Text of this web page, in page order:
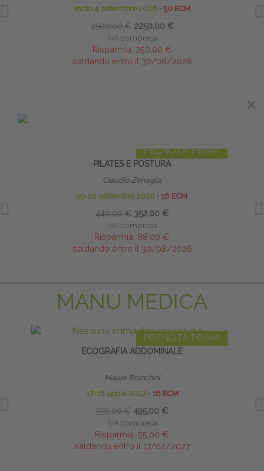
inizio 4 settembre 2026 ∙ 50 ECM
2500,00 € 2250,00 €
IVA compresa
Risparmia: 250,00 €
saldando entro il 30/08/2026
PRENOTA PRIMA
PILATES E POSTURA
Claudio Zimaglia
19-20 settembre 2026 ∙ 16 ECM
440,00 € 352,00 €
IVA compresa
Risparmia: 88,00 €
saldando entro il 30/08/2026
MANU MEDICA
PRENOTA PRIMA
ECOGRAFIA ADDOMINALE
Mauro Branchini
17-18 aprile 2027 ∙ 16 ECM
550,00 € 495,00 €
IVA compresa
Risparmia: 55,00 €
saldando entro il 17/02/2027
×